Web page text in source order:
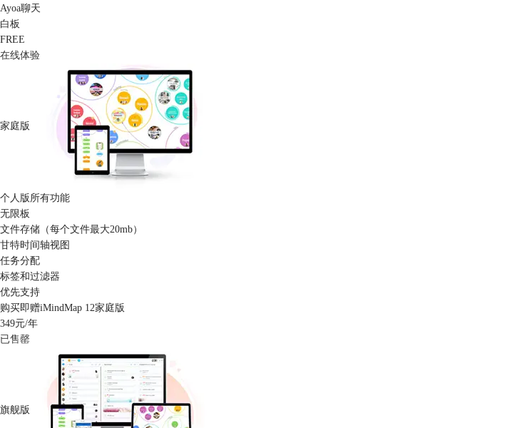
Ayoa聊天
白板
FREE
在线体验
家庭版
个人版所有功能
无限板
文件存储（每个文件最大20mb）
甘特时间轴视图
任务分配
标签和过滤器
优先支持
购买即赠iMindMap 12家庭版
349元/年
已售罄
旗舰版